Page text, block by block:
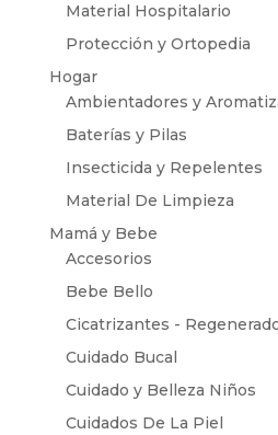
Material Hospitalario
Protección y Ortopedia
Hogar
Ambientadores y
Baterías y Pilas
Insecticida y Repelentes
Material De Limpieza
Mamá y Bebe
Accesorios
Bebe Bello
Cicatrizantes -
Cuidado Bucal
Cuidado y Belleza Niños
Cuidados De La Piel